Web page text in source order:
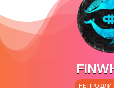
НЕ ПРОШЛИ